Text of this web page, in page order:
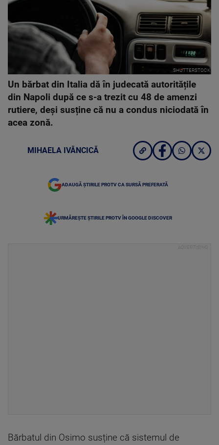
SHUTTERSTOCK
Un bărbat din Italia dă în judecată autoritățile
din Napoli după ce s-a trezit cu 48 de amenzi
rutiere, deși susține că nu a condus niciodată în
acea zonă.
MIHAELA IVĂNCICĂ
ADAUGĂ ȘTIRILE PROTV CA SURSĂ PREFERATĂ
URMĂREȘTE ȘTIRILE PROTV ÎN GOOGLE DISCOVER
Bărbatul din Osimo susține că sistemul de